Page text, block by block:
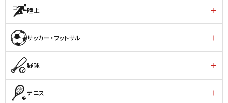
陸上
サッカー・フットサル
野球
テニス